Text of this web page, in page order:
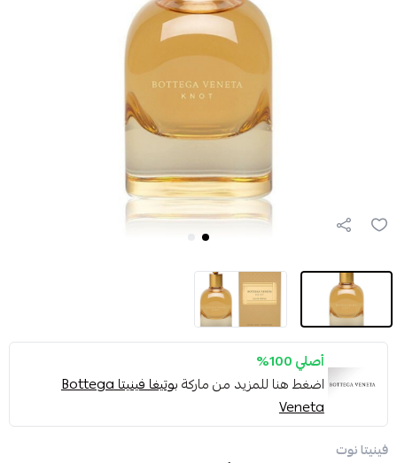
أصلي 100%
اضغط هنا للمزيد من ماركة
بوتيغا فينيتا Bottega
Veneta
فينيتا نوت